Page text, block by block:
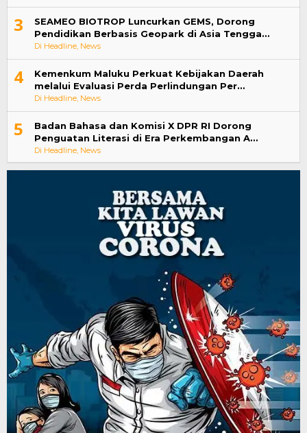
3
SEAMEO BIOTROP Luncurkan GEMS, Dorong
Pendidikan Berbasis Geopark di Asia Tengga…
Di Headline, News
4
Kemenkum Maluku Perkuat Kebijakan Daerah
melalui Evaluasi Perda Perlindungan Per…
Di Headline, News
5
Badan Bahasa dan Komisi X DPR RI Dorong
Penguatan Literasi di Era Perkembangan A…
Di Headline, News